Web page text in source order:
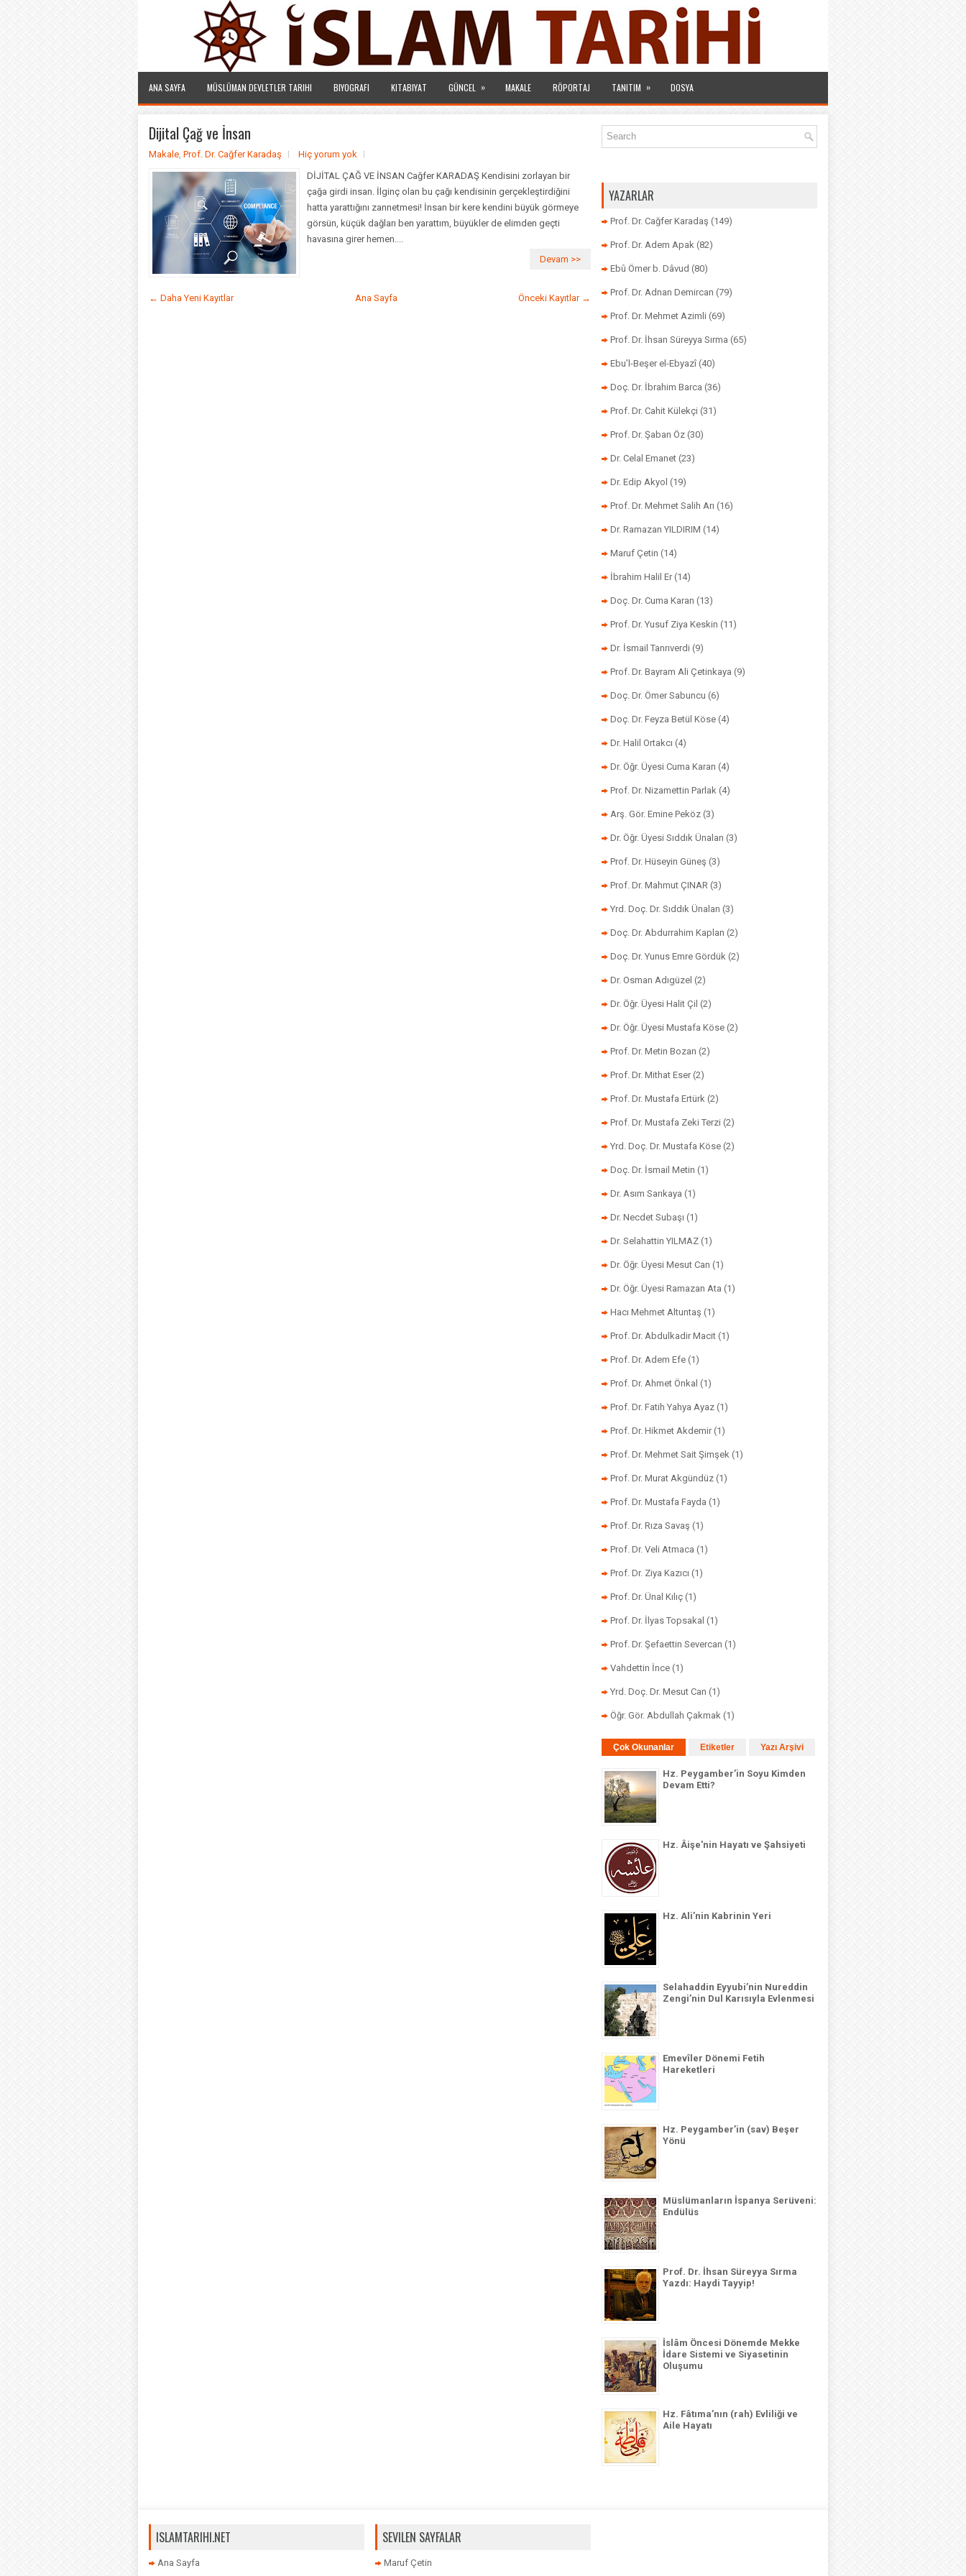
ANA SAYFA MÜSLÜMAN DEVLETLER TARIHI BIYOGRAFI KITABIYAT GÜNCEL » MAKALE RÖPORTAJ TANITIM » DOSYA
Dijital Çağ ve İnsan
Makale, Prof. Dr. Cağfer Karadaş
Hiç yorum yok
DİJİTAL ÇAĞ VE İNSAN Cağfer KARADAŞ Kendisini zorlayan bir
çağa girdi insan. İlginç olan bu çağı kendisinin gerçekleştirdiğini
hatta yarattığını zannetmesi! İnsan bir kere kendini büyük görmeye
görsün, küçük dağları ben yarattım, büyükler de elimden geçti
havasına girer hemen....
Devam >>
← Daha Yeni Kayıtlar Önceki Kayıtlar →
Ana Sayfa
YAZARLAR
Prof. Dr. Cağfer Karadaş (149)
Prof. Dr. Adem Apak (82)
Ebû Ömer b. Dâvud (80)
Prof. Dr. Adnan Demircan (79)
Prof. Dr. Mehmet Azimli (69)
Prof. Dr. İhsan Süreyya Sırma (65)
Ebu’l-Beşer el-Ebyazî (40)
Doç. Dr. İbrahim Barca (36)
Prof. Dr. Cahit Külekçi (31)
Prof. Dr. Şaban Öz (30)
Dr. Celal Emanet (23)
Dr. Edip Akyol (19)
Prof. Dr. Mehmet Salih Arı (16)
Dr. Ramazan YILDIRIM (14)
Maruf Çetin (14)
İbrahim Halil Er (14)
Doç. Dr. Cuma Karan (13)
Prof. Dr. Yusuf Ziya Keskin (11)
Dr. İsmail Tanrıverdi (9)
Prof. Dr. Bayram Ali Çetinkaya (9)
Doç. Dr. Ömer Sabuncu (6)
Doç. Dr. Feyza Betül Köse (4)
Dr. Halil Ortakcı (4)
Dr. Öğr. Üyesi Cuma Karan (4)
Prof. Dr. Nizamettin Parlak (4)
Arş. Gör. Emine Peköz (3)
Dr. Öğr. Üyesi Sıddık Ünalan (3)
Prof. Dr. Hüseyin Güneş (3)
Prof. Dr. Mahmut ÇINAR (3)
Yrd. Doç. Dr. Sıddık Ünalan (3)
Doç. Dr. Abdurrahim Kaplan (2)
Doç. Dr. Yunus Emre Gördük (2)
Dr. Osman Adıgüzel (2)
Dr. Öğr. Üyesi Halit Çil (2)
Dr. Öğr. Üyesi Mustafa Köse (2)
Prof. Dr. Metin Bozan (2)
Prof. Dr. Mithat Eser (2)
Prof. Dr. Mustafa Ertürk (2)
Prof. Dr. Mustafa Zeki Terzi (2)
Yrd. Doç. Dr. Mustafa Köse (2)
Doç. Dr. İsmail Metin (1)
Dr. Asım Sarıkaya (1)
Dr. Necdet Subaşı (1)
Dr. Selahattin YILMAZ (1)
Dr. Öğr. Üyesi Mesut Can (1)
Dr. Öğr. Üyesi Ramazan Ata (1)
Hacı Mehmet Altuntaş (1)
Prof. Dr. Abdulkadir Macit (1)
Prof. Dr. Adem Efe (1)
Prof. Dr. Ahmet Önkal (1)
Prof. Dr. Fatih Yahya Ayaz (1)
Prof. Dr. Hikmet Akdemir (1)
Prof. Dr. Mehmet Sait Şimşek (1)
Prof. Dr. Murat Akgündüz (1)
Prof. Dr. Mustafa Fayda (1)
Prof. Dr. Rıza Savaş (1)
Prof. Dr. Veli Atmaca (1)
Prof. Dr. Ziya Kazıcı (1)
Prof. Dr. Ünal Kılıç (1)
Prof. Dr. İlyas Topsakal (1)
Prof. Dr. Şefaettin Severcan (1)
Vahdettin İnce (1)
Yrd. Doç. Dr. Mesut Can (1)
Öğr. Gör. Abdullah Çakmak (1)
Çok Okunanlar Etiketler Yazı Arşivi
Hz. Peygamber’in Soyu Kimden
Devam Etti?
Hz. Âişe'nin Hayatı ve Şahsiyeti
Hz. Ali’nin Kabrinin Yeri
Selahaddin Eyyubi’nin Nureddin
Zengi’nin Dul Karısıyla Evlenmesi
Emevîler Dönemi Fetih
Hareketleri
Hz. Peygamber’in (sav) Beşer
Yönü
Müslümanların İspanya Serüveni:
Endülüs
Prof. Dr. İhsan Süreyya Sırma
Yazdı: Haydi Tayyip!
İslâm Öncesi Dönemde Mekke
İdare Sistemi ve Siyasetinin
Oluşumu
Hz. Fâtıma’nın (rah) Evliliği ve
Aile Hayatı
ISLAMTARIHI.NET
Ana Sayfa
SEVILEN SAYFALAR
Maruf Çetin